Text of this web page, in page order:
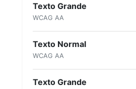
Texto Grande
WCAG AA
Texto Normal
WCAG AA
Texto Grande